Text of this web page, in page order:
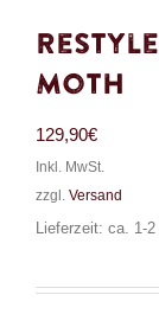
Moth
129,90€
Inkl. MwSt.
zzgl. Versand
Lieferzeit: ca. 1-